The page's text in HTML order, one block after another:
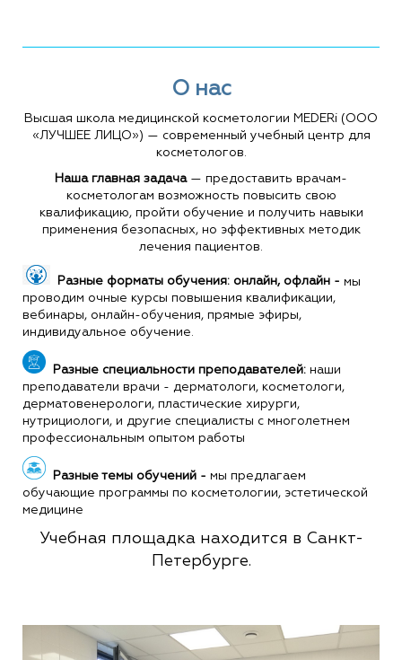
О нас
Высшая школа медицинской косметологии MEDERi (ООО
«ЛУЧШЕЕ ЛИЦО») — современный учебный центр для
косметологов.
Наша главная задача— предоставить врачам-
косметологам возможность повысить свою
квалификацию, пройти обучение и получить навыки
применения безопасных, но эффективных методик
лечения пациентов.
Разные форматы обучения: онлайн, офлайн - мы
проводим очные курсы повышения квалификации,
вебинары, онлайн-обучения, прямые эфиры,
индивидуальное обучение.
Разные специальности преподавателей: наши
преподаватели врачи - дерматологи, косметологи,
дерматовенерологи, пластические хирурги,
нутрициологи, и другие специалисты с многолетнем
профессиональным опытом работы
Разные темы обучений - мы предлагаем
обучающие программы по косметологии, эстетической
медицине
Учебная площадка находится в Санкт-
Петербурге.